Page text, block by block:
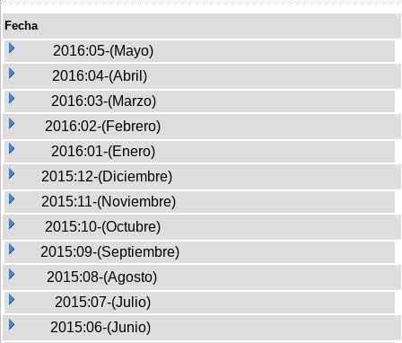
Fecha
2016:05-(Mayo)
2016:04-(Abril)
2016:03-(Marzo)
2016:02-(Febrero)
2016:01-(Enero)
2015:12-(Diciembre)
2015:11-(Noviembre)
2015:10-(Octubre)
2015:09-(Septiembre)
2015:08-(Agosto)
2015:07-(Julio)
2015:06-(Junio)